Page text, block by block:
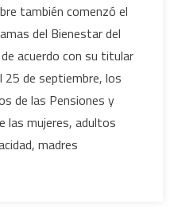
calendario
de
pagos
de
las
Pensiones
del
también comenzó el
del Bienestar del
acuerdo con su titular
25 de septiembre, los
de las Pensiones y
las mujeres, adultos
madres